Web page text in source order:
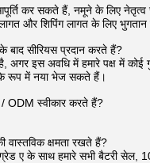
कर सकते हैं, नमूने के लिए
और शिपिंग लागत के लिए
बाद सीरियस प्रदान करते हैं?
अगर इस अवधि में हमारे पक्ष में कोई
के रूप में नया भेज सकते हैं।
ODM स्वीकार करते हैं?
वास्तविक क्षमता रखते हैं?
ए के साथ हमारे सभी बैटरी सेल,